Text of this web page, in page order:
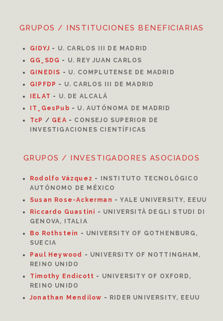
GRUPOS / INSTITUCIONES BENEFICIARIAS
GIDYJ - U. CARLOS III DE MADRID
GG_SDG - U. REY JUAN CARLOS
GINEDIS - U. COMPLUTENSE DE MADRID
GIPFDP - U. CARLOS III DE MADRID
ELAT - U. DE ALCALÁ
IT_GesPub - U. AUTÓNOMA DE MADRID
TcP / GEA - CONSEJO SUPERIOR DE
INVESTIGACIONES CIENTÍFICAS
GRUPOS / INVESTIGADORES ASOCIADOS
Rodolfo Vázquez -
INSTITUTO TECNOLÓGICO
AUTÓNOMO DE MÉXICO
Susan Rose-Ackerman -YALE UNIVERSITY, EEUU
Riccardo Guastini - UNIVERSITÀ DEGLI STUDI DI
GENOVA, ITALIA
Bo Rothstein - UNIVERSITY OF GOTHENBURG,
SUECIA
Paul Heywood - UNIVERSITY OF NOTTINGHAM,
REINO UNIDO
Timothy Endicott - UNIVERSITY OF OXFORD,
REINO UNIDO
Jonathan Mendilow - RIDER UNIVERSITY, EEUU